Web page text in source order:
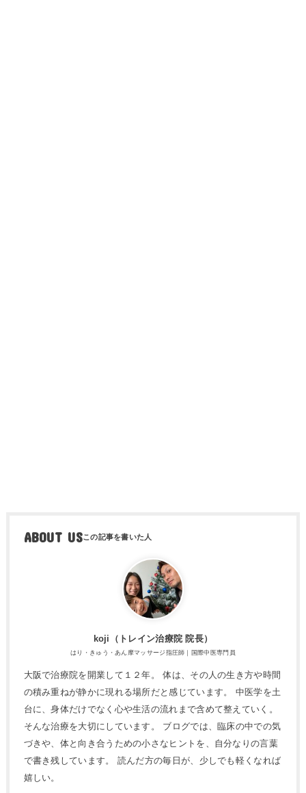
ABOUT US
koji（トレ​イン治療院 院長）
はり・きゅう・あん摩マッサージ指圧師｜国際中医専門員
大阪で治療院を開業して１２年。 体は、その人の生き方や時間
の積み重ねが静かに現れる場所だと感じています。 中医学を土
台に、身体だけでなく心や生活の流れまで含めて整えていく。
そんな治療を大切にしています。 ブログでは、臨床の中での気
づきや、体と向き合うための小さなヒントを、自分なりの言葉
で書き残しています。 読んだ方の毎日が、少しでも軽くなれば
嬉しい。